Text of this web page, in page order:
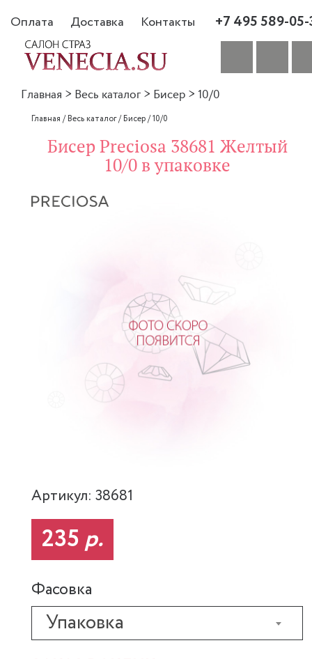
Оплата Доставка Контакты +7 495 589-
Главная > Весь каталог > Бисер > 10/0
Главная /Весь каталог/Бисер/10/0
Бисер Preciosa 38681 Желтый
10/0 в упаковке
Артикул: 38681
235 р.
Фасовка
Упаковка